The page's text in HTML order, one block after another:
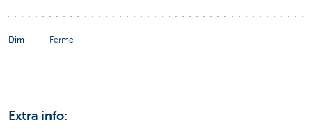
Dim Ferme
Extra info: